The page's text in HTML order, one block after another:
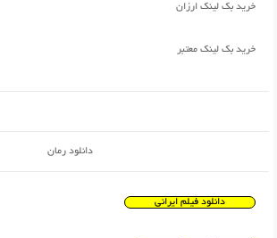
خرید بک لینک ارزان
خرید بک لینک معتبر
دانلود رمان
دانلود فیلم ایرانی